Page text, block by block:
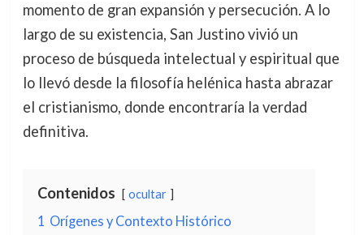
momento de gran expansión y persecución. A lo
largo de su existencia, San Justino vivió un
proceso de búsqueda intelectual y espiritual que
lo llevó desde la filosofía helénica hasta abrazar
el cristianismo, donde encontraría la verdad
definitiva.
Contenidos ocultar
1 Orígenes y Contexto Histórico